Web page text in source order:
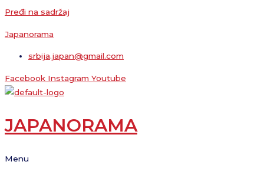
Pređi na sadržaj
Japanorama
srbija.japan@gmail.com
Facebook Instagram Youtube
JAPANORAMA
Menu